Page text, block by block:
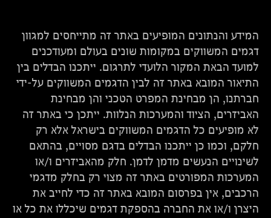
המידע והנתונים המופיעים באתר זה מתייחסים למגוון
דגמים המשווקים במקומות שונים בעולם ומעודכנים
למועד הבאת המקור הלועדי לתרגום. ייתכנו הבדלים בין
התיאור המובא באתר זה לבין הדגמים המשווקים על-ידי
חברתנו, הן מבחינת המפרט הטכני והן מבחינת
האביזרים, הציוד והמערכות הנלוות. ייתכן כי באתר זה
לא מופיעים כל הדגמים המשווקים בישראל אלא רק
חלקם, וכמו כן ייתכנו הבדלים בדגם מסויים, בהתאם
לשינויים הנעשים מדמן לדמן. חלק מהאביזרים ו/או
המערכות המפורטים באתר זה מצוי רק בחלק מדגמי
הרכבים, אין בפרסום המובא באתר זה כדי לחייב את
היצרן ו/או את החברה בהספקת דגמים שיכללו את כל או